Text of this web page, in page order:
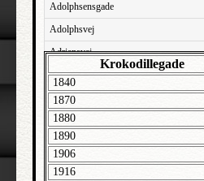
Adolphsensgade
Adolphsvej
Adriansvej
Aftenbakken
Agavevej
Agerlandsvej
Agermosen
Agerskovvej
Krokodillegade
1840
1870
1880
1890
1906
1916